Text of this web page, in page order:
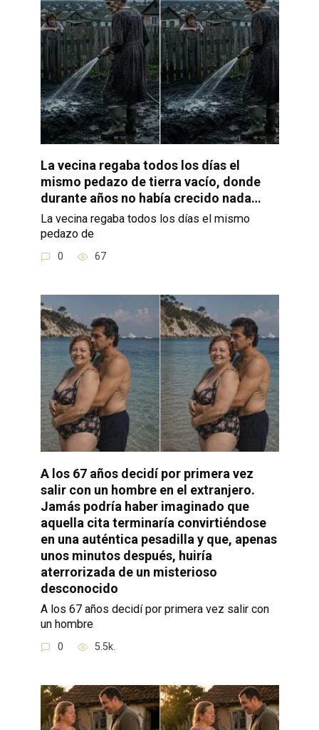
La vecina regaba todos los días el
mismo pedazo de tierra vacío, donde
durante años no había crecido nada…
La vecina regaba todos los días el mismo
pedazo de
0 67
A los 67 años decidí por primera vez
salir con un hombre en el extranjero.
Jamás podría haber imaginado que
aquella cita terminaría convirtiéndose
en una auténtica pesadilla y que, apenas
unos minutos después, huiría
aterrorizada de un misterioso
desconocido
A los 67 años decidí por primera vez salir con
un hombre
0 5.5k.